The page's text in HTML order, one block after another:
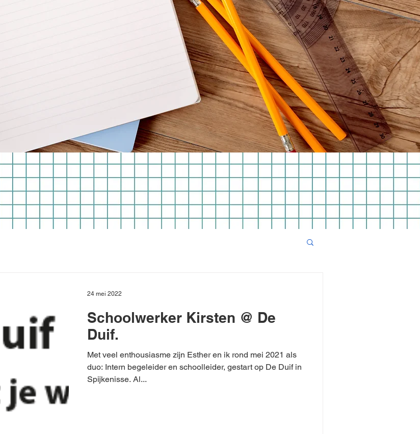
Schoolwerker Kirsten @ De
Duif.
Met veel enthousiasme zijn Esther en ik rond mei 2021 als
duo: Intern begeleider en schoolleider, gestart op De Duif in
Spijkenisse. Al...
24 mei 2022